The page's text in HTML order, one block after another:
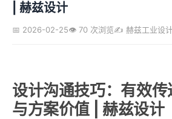
| 赫兹设计
📅 2026-02-25👁️ 70 次浏览✍️ 赫兹工业设
设计沟通技巧：有效
与方案价值 | 赫兹设计